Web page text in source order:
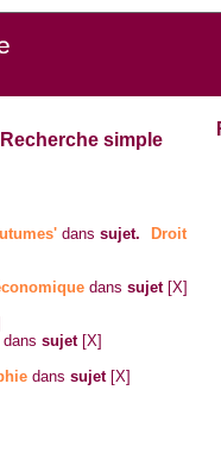
Recherche simple
danssujet.
Droit
danssujet [X]
danssujet [X]
danssujet [X]